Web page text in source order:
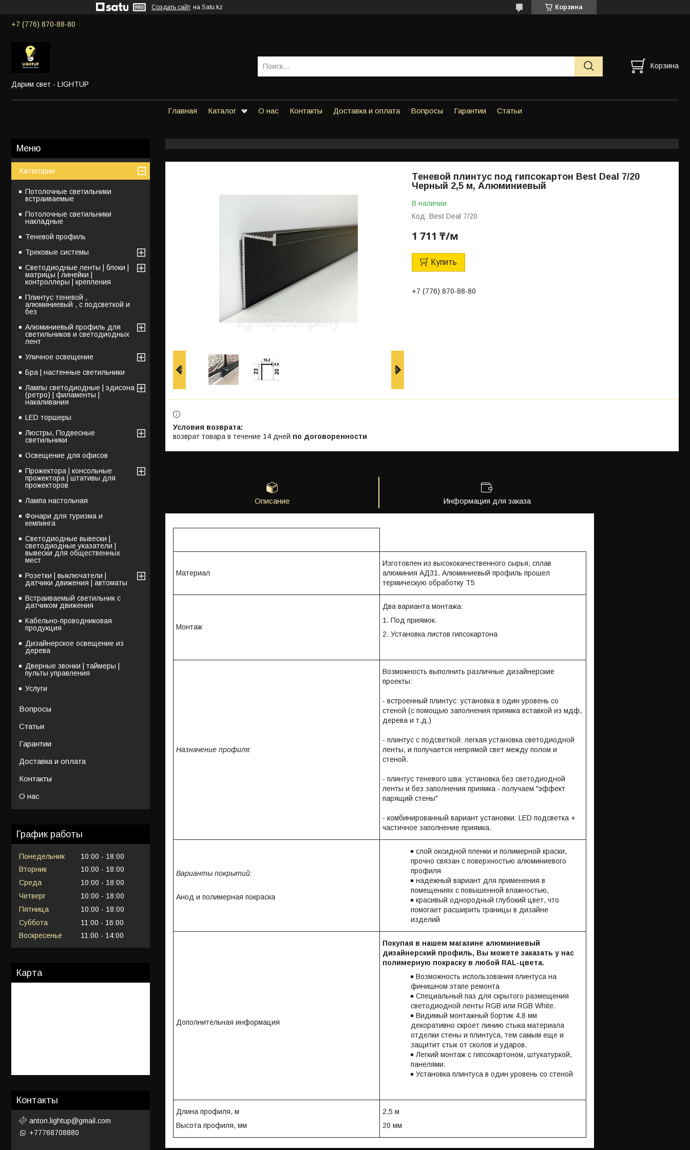
Создать сайт на Satu.kz Корзина
+7 (776) 870-88-80
Дарим свет - LIGHTUP
Корзина
Главная Каталог О нас Контакты Доставка и оплата Вопросы Гарантии Статьи
Теневой плинтус под гипсокартон Best Deal 7/20
Черный 2,5 м, Алюминиевый
В наличии
Код: Best Deal 7/20
1 711 ₸/м
Купить
+7 (776) 870-88-80
возврат товара в течение 14 дней по договоренности
Описание Информация для заказа
Материал
Изготовлен из высококачественного сырья, сплав
алюминия АД31. Алюминиевый профиль прошел
термическую обработку Т5
Монтаж
Два варианта монтажа:
1. Под приямок.
2. Установка листов гипсокартона
Назначение профиля:
Возможность выполнить различные дизайнерские
проекты:
- встроенный плинтус: установка в один уровень со
стеной (с помощью заполнения приямка вставкой из мдф,
дерева и т.д.)
- плинтус с подсветкой: легкая установка светодиодной
ленты, и получается непрямой свет между полом и
стеной.
- плинтус теневого шва: установка без светодиодной
ленты и без заполнения приямка - получаем "эффект
парящий стены"
- комбинированный вариант установки: LED подсветка +
частичное заполнение приямка.
Варианты покрытий:
Анод и полимерная покраска
слой оксидной пленки и полимерной краски,
прочно связан с поверхностью алюминиевого
профиля
надежный вариант для применения в
помещениях с повышенной влажностью,
красивый однородный глубокий цвет, что
помогает расширить границы в дизайне
изделий
Дополнительная информация
Покупая в нашем магазине алюминиевый
дизайнерский профиль, Вы можете заказать у нас
полимерную покраску в любой RAL-цвета.
Возможность использования плинтуса на
финишном этапе ремонта
Специальный паз для скрытого размещения
светодиодной ленты RGB или RGB White.
Видимый монтажный бортик 4.8 мм
декоративно скроет линию стыка материала
отделки стены и плинтуса, тем самым еще и
защитит стык от сколов и ударов.
Легкий монтаж с гипсокартоном, штукатуркой,
панелями.
Установка плинтуса в один уровень со стеной
Длина профиля, м
Высота профиля, мм
2,5 м
20 мм
Категории
Потолочные светильники
встраиваемые
Потолочные светильники
накладные
Теневой профиль
Трековые системы
Светодиодные ленты | блоки |
матрицы | линейки |
контроллеры | крепления
Плинтус теневой ,
алюминиевый , с подсветкой и
без
Алюминиевый профиль для
светильников и светодиодных
лент
Уличное освещение
Бра | настенные светильники
Лампы светодиодные | эдисона
(ретро) | филаменты |
накаливания
LED торшеры
Люстры, Подвесные
светильники
Освещение для офисов
Прожектора | консольные
прожектора | штативы для
прожекторов
Лампа настольная
Фонари для туризма и
кемпинга
Светодиодные вывески |
светодиодные указатели |
вывески для общественных
мест
Розетки | выключатели |
датчики движения | автоматы
Встраиваемый светильник с
датчиком движения
Кабельно-проводниковая
продукция
Дизайнерское освещение из
дерева
Дверные звонки | таймеры |
пульты управления
Услуги
Вопросы
Статьи
Гарантии
Доставка и оплата
Контакты
О нас
График работы
Понедельник 10:00
18:00
Вторник
10:00
18:00
Среда
10:00
18:00
Четверг
10:00
18:00
Пятница
10:00
18:00
Суббота
11:00
16:00
Воскресенье
11:00 14:00
Карта
Контакты
anton.lightup@gmail.com
+77768708880